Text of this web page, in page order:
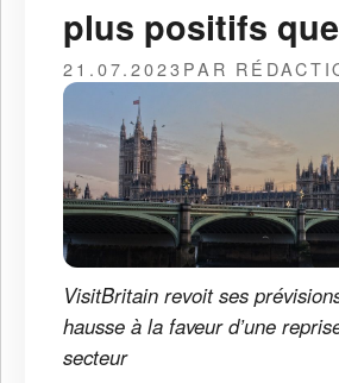
plus positifs
21.07.2023PAR
VisitBritain revoit ses
hausse à la faveur d’une
secteur